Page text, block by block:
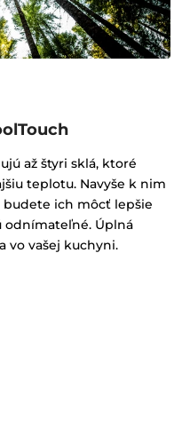
až štyri sklá, ktoré
teplotu. Navyše k nim
ich môcť lepšie
odnímateľné. Úplná
vo vašej kuchyni.